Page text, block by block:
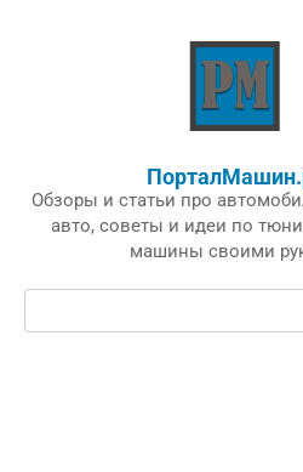
Обзоры и статьи про
авто, советы и идеи по
машины своими
Поиск: